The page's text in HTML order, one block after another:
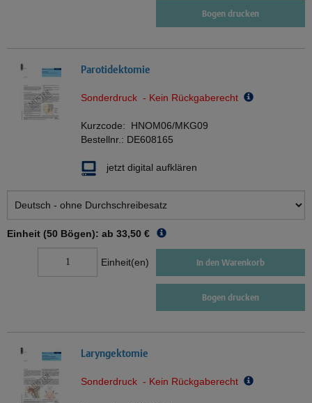
Bogen drucken
Parotidektomie
Sonderdruck - Kein Rückgaberecht
Kurzcode: HNOM06/MKG09
Bestellnr.: DE608165
jetzt digital aufklären
Einheit (50 Bögen): ab 33,50 €
Einheit(en) In den Warenkorb
Bogen drucken
Laryngektomie
Sonderdruck - Kein Rückgaberecht